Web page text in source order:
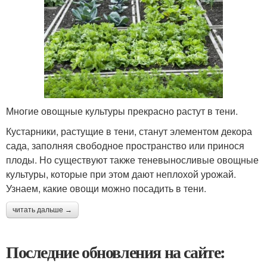
Многие овощные культуры прекрасно растут в тени.
Кустарники, растущие в тени, станут элементом декора
сада, заполняя свободное пространство или принося
плоды. Но существуют также теневыносливые овощные
культуры, которые при этом дают неплохой урожай.
Узнаем, какие овощи можно посадить в тени.
читать дальше →
Последние обновления на сайте: